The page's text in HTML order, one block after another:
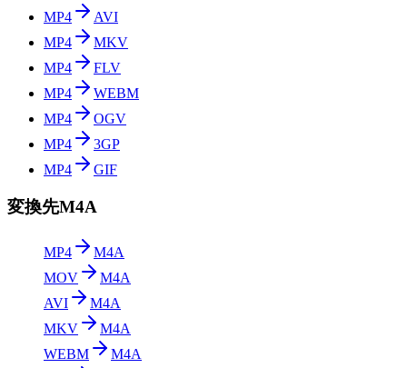
MP4
AVI
MP4
MKV
MP4
FLV
MP4
WEBM
MP4
OGV
MP4
3GP
MP4
GIF
変換先M4A
MP4
M4A
MOV
M4A
AVI
M4A
MKV
M4A
WEBM
M4A